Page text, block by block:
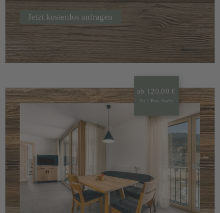
Jetzt kostenlos anfragen
ab 120,00 €
für 2 Pers./Nacht